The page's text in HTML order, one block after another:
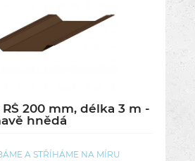
200 mm, délka 3 m -
hnědá
A STŘÍHÁME NA MÍRU